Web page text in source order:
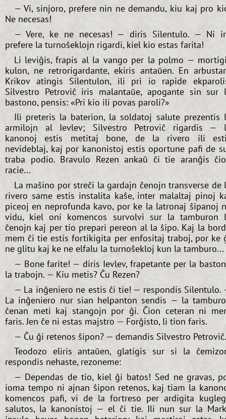
— Vi, sinjoro, prefere nin ne demandu, kiu kaj pro
Ne necesas!
— Vere, ke ne necesas! — diris Silentulo. — Ni
prefere la turnoŝeklojn rigardi, kiel kio estas farita!
Li leviĝis, frapis al la vango per la polmo —
kulon, ne retrorigardante, ekiris antaŭen. En
Krikov atingis Silentulon, ili pri io rapide
Silvestro Petroviĉ iris malantaŭe, apogante sin sur
bastono, pensis: «Pri kio ili povas paroli?»
Ili preteris la baterion, la soldatoj salute prezentis
armilojn al Ievlev; Silvestro Petroviĉ rigardis —
kanonoj estis metitaj bone, de la rivero ili
nevideblaj, kaj por kanonistoj estis oportune pafi de
traba podio. Bravulo Rezen ankaŭ ĉi tie aranĝis
racie...
La maŝino por streĉi la gardajn ĉenojn transverse de
rivero same estis instalita kaŝe, inter malaltaj pinoj
piceoj en neprofunda kavo, por ke la latronaj ŝipanoj
vidu, kiel oni komencos survolvi sur la tamburon
ĉenojn kaj per tio prepari pereon al la ŝipo. Kaj la
mem ĉi tie estis fortikigita per enfositaj traboj, por ke
ne glitu kaj ke ne elfalu la turnoŝekloj kun la tamburo...
— Bone farite! — diris Ievlev, frapetante per la
la trabojn. — Kiu metis? Ĉu Rezen?
— La inĝeniero ne estis ĉi tie! — respondis Silentulo.
La inĝeniero nur sian helpanton sendis — la
ĉenan meti kaj stangojn por ĝi. Ĉion ceteran ni
faris. Jen ĉe ni estas majstro — Forĝisto, li tion faris.
— Ĉu ĝi retenos ŝipon? — demandis Silvestro Petroviĉ.
Teodozo eliris antaŭen, glatigis sur si la
respondis nehaste, rezoneme:
— Dependas de tio, kiel ĝi batos! Sed ne gravas,
ioma tempo ni ajnan ŝipon retenos, kaj tiam la
komencos pafi, vi de la fortreso per ardigita
salutos, la kanonistoj — el ĉi tie. Ili nun sur la